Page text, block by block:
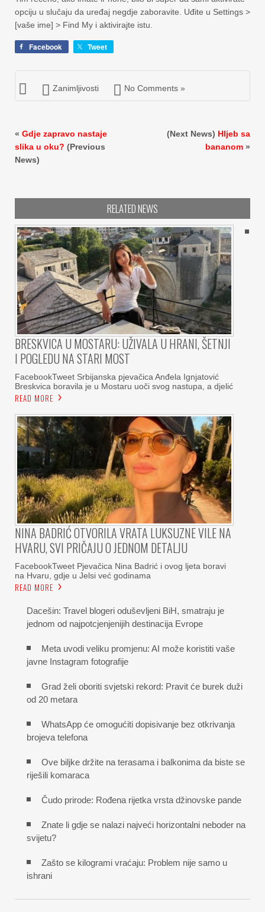
opciju u slučaju da uređaj negdje zaboravite. Uđite u Settings >
[vaše ime] > Find My i aktivirajte istu.
Facebook Tweet
Zanimljivosti No Comments »
« Gdje zapravo nastaje
slika u oku? (Previous
News)
(Next News) Hljeb sa
bananom »
RELATED NEWS
BRESKVICA U MOSTARU: UŽIVALA U HRANI, ŠETNJI
I POGLEDU NA STARI MOST
FacebookTweet Srbijanska pjevačica Anđela Ignjatović
Breskvica boravila je u Mostaru uoči svog nastupa, a djelić
READ MORE
NINA BADRIĆ OTVORILA VRATA LUKSUZNE VILE NA
HVARU, SVI PRIČAJU O JEDNOM DETALJU
FacebookTweet Pjevačica Nina Badrić i ovog ljeta boravi
na Hvaru, gdje u Jelsi već godinama
READ MORE
Dacešin: Travel blogeri oduševljeni BiH, smatraju je
jednom od najpotcjenjenijih destinacija Evrope
Meta uvodi veliku promjenu: AI može koristiti vaše
javne Instagram fotografije
Grad želi oboriti svjetski rekord: Pravit će burek duži
od 20 metara
WhatsApp će omogućiti dopisivanje bez otkrivanja
brojeva telefona
Ove biljke držite na terasama i balkonima da biste se
riješili komaraca
Čudo prirode: Rođena rijetka vrsta džinovske pande
Znate li gdje se nalazi najveći horizontalni neboder na
svijetu?
Zašto se kilogrami vraćaju: Problem nije samo u
ishrani